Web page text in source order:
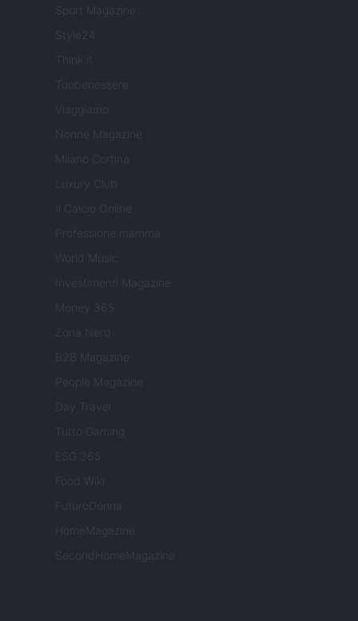
Sport Magazine
Style24
Think.it
Tuobenessere
Viaggiamo
Nonne Magazine
Milano Cortina
Luxury Club
Il Calcio Online
Professione mamma
World Music
Investimenti Magazine
Money 365
Zona Nerd
B2B Magazine
People Magazine
Day Travel
Tutto Gaming
ESG 365
Food Wiki
FuturoDonna
HomeMagazine
SecondHomeMagazine